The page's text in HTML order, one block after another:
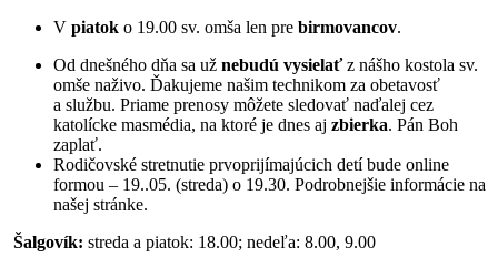
V piatok o 19.00 sv. omša len pre birmovancov.
Od dnešného dňa sa už nebudú vysielaťz nášho kostola sv.
omše naživo. Ďakujeme našim technikom za obetavosť
a službu. Priame prenosy môžete sledovať naďalej cez
katolícke masmédia, na ktoré je dnes aj zbierka. Pán Boh
zaplať.
Rodičovské stretnutie prvoprijímajúcich detí bude online
formou – 19..05. (streda) o 19.30. Podrobnejšie informácie na
našej stránke.
Šalgovík: streda a piatok: 18.00; nedeľa: 8.00, 9.00